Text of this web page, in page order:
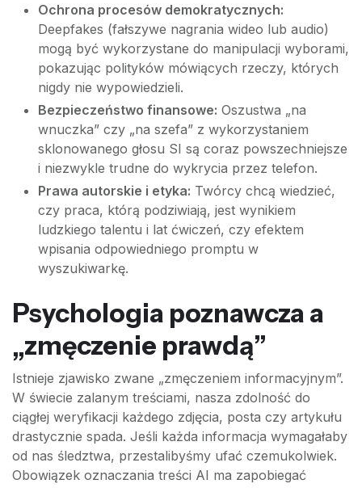
Ochrona procesów demokratycznych:
Deepfakes (fałszywe nagrania wideo lub audio)
mogą być wykorzystane do manipulacji wyborami,
pokazując polityków mówiących rzeczy, których
nigdy nie wypowiedzieli.
Bezpieczeństwo finansowe: Oszustwa „na
wnuczka” czy „na szefa” z wykorzystaniem
sklonowanego głosu SI są coraz powszechniejsze
i niezwykle trudne do wykrycia przez telefon.
Prawa autorskie i etyka: Twórcy chcą wiedzieć,
czy praca, którą podziwiają, jest wynikiem
ludzkiego talentu i lat ćwiczeń, czy efektem
wpisania odpowiedniego promptu w
wyszukiwarkę.
Psychologia poznawcza a
„zmęczenie prawdą”
Istnieje zjawisko zwane „zmęczeniem informacyjnym”.
W świecie zalanym treściami, nasza zdolność do
ciągłej weryfikacji każdego zdjęcia, posta czy artykułu
drastycznie spada. Jeśli każda informacja wymagałaby
od nas śledztwa, przestalibyśmy ufać czemukolwiek.
Obowiązek oznaczania treści AI ma zapobiegać